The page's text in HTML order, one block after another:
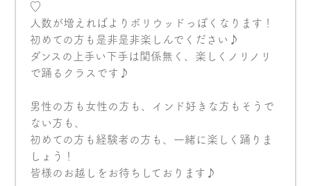
♡
人数が増えればよりボリウッドっぽくなります！
初めての方も是非是非楽しんでください♪
ダンスの上手い下手は関係無く、楽しくノリノリ
で踊るクラスです♪
男性の方も女性の方も、インド好きな方もそうで
ない方も、
初めての方も経験者の方も、一緒に楽しく踊りま
しょう！
皆様のお越しをお待ちしております♪